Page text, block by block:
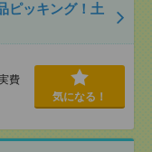
ピッキング！土
費
気になる！